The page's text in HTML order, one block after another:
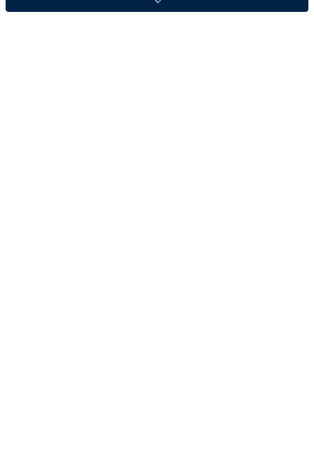
も増えてきたのですが、カルディでも販売されていまし